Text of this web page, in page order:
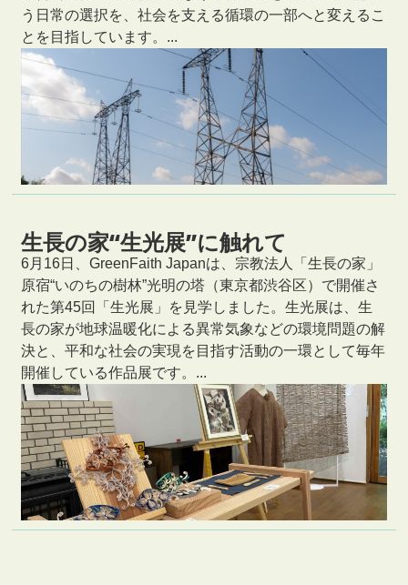
う日常の選択を、社会を支える循環の一部へと変えるこ
とを目指しています。...
生長の家“生光展”に触れて
6月16日、GreenFaith Japanは、宗教法人「生長の家」
原宿“いのちの樹林”光明の塔（東京都渋谷区）で開催さ
れた第45回「生光展」を見学しました。生光展は、生
長の家が地球温暖化による異常気象などの環境問題の解
決と、平和な社会の実現を目指す活動の一環として毎年
開催している作品展です。...